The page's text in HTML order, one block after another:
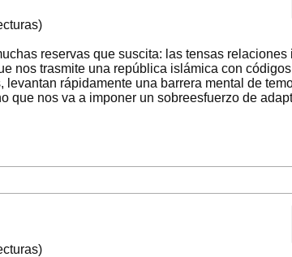
reservas que suscita: las tensas
nos trasmite una república islámica con
rápidamente una barrera mental de
que nos va a imponer un sobreesfuerzo de